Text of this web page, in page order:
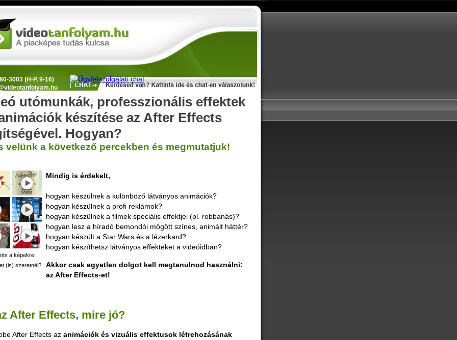
3003 (H-P, 9-16)
utómunkák, professzionális effektek
készítése az After Effects
Hogyan?
velünk a következő percekben és megmutatjuk!
a képekre!
(is) szeretnél?
Mindig is érdekelt,
hogyan készülnek a különböző látványos animációk?
hogyan készülnek a profi reklámok?
hogyan készülnek a filmek speciális effektjei (pl. robbanás)?
hogyan lesz a híradó bemondói mögött színes, animált háttér?
hogyan készült a Star Wars és a lézerkard?
hogyan készíthetsz látványos effekteket a videóidban?
Akkor csak egyetlen dolgot kell megtanulnod használni:
az After Effects-et!
After Effects, mire jó?
After Effectsaz animációk és vizuális effektusok létrehozásának